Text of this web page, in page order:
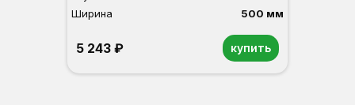
Ширина
500 мм
5 243 ₽ купить